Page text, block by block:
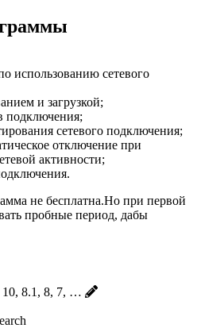
использованию сетевого
и загрузкой;
подключения;
сетевого подключения;
отключение при
активности;
не бесплатна.Но при первой
пробные период, дабы
10, 8.1, 8, 7, …